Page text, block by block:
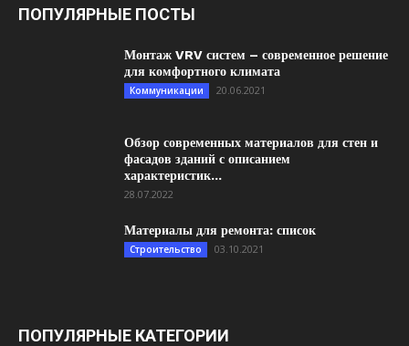
ПОПУЛЯРНЫЕ ПОСТЫ
Монтаж VRV систем – современное решение
для комфортного климата
Коммуникации 20.06.2021
Обзор современных материалов для стен и
фасадов зданий с описанием
характеристик...
28.07.2022
Материалы для ремонта: список
Строительство 03.10.2021
ПОПУЛЯРНЫЕ КАТЕГОРИИ